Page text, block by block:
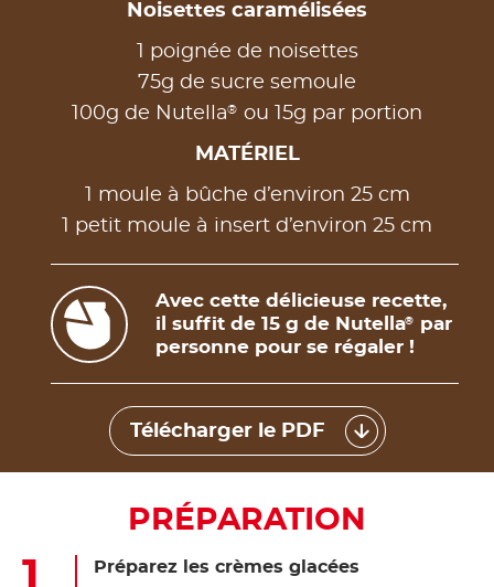
Noisettes caramélisées
1 poignée de noisettes
75g de sucre semoule
100g de Nutella® ou 15g par portion
MATÉRIEL
1 moule à bûche d’environ 25 cm
1 petit moule à insert d’environ 25 cm
Avec cette délicieuse recette,
il suffit de 15 g de Nutella®
par
personne pour se régaler !
Télécharger le PDF
PRÉPARATION
Préparez les crèmes glacées